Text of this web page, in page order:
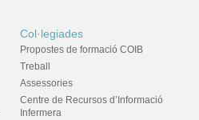
Col·legiades
Propostes de formació COIB
Treball
Assessories
Centre de Recursos d’Informació
Infermera